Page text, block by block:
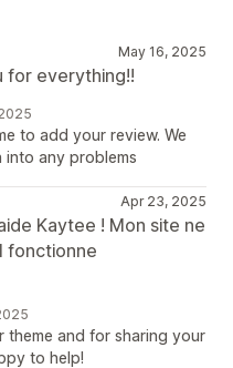
May 16, 2025
for everything!!
to add your review. We
any problems
Apr 23, 2025
Kaytee ! Mon site ne
fonctionne
and for sharing your
to help!